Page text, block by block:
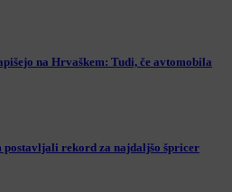
na Hrvaškem: Tudi, če avtomobila
postavljali rekord za najdaljšo špricer